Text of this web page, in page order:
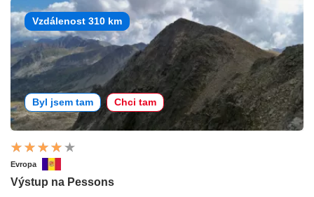
Vzdálenost 310 km
Byl jsem tam Chci tam
Evropa
Výstup na Pessons